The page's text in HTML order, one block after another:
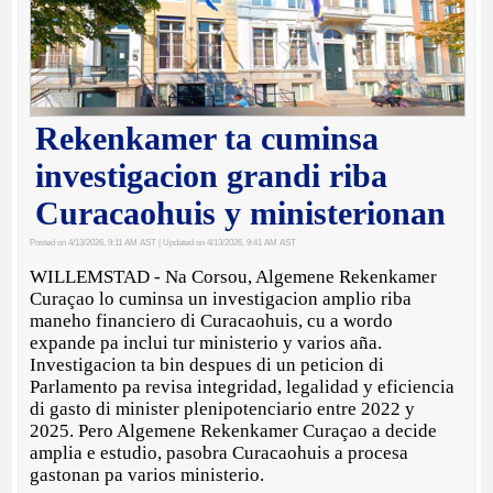
Rekenkamer ta cuminsa
investigacion grandi riba
Curacaohuis y ministerionan
Posted on 4/13/2026, 9:11 AM AST | Updated on 4/13/2026, 9:41 AM AST
WILLEMSTAD - Na Corsou, Algemene Rekenkamer
Curaçao lo cuminsa un investigacion amplio riba
maneho financiero di Curacaohuis, cu a wordo
expande pa inclui tur ministerio y varios aña.
Investigacion ta bin despues di un peticion di
Parlamento pa revisa integridad, legalidad y eficiencia
di gasto di minister plenipotenciario entre 2022 y
2025. Pero Algemene Rekenkamer Curaçao a decide
amplia e estudio, pasobra Curacaohuis a procesa
gastonan pa varios ministerio.